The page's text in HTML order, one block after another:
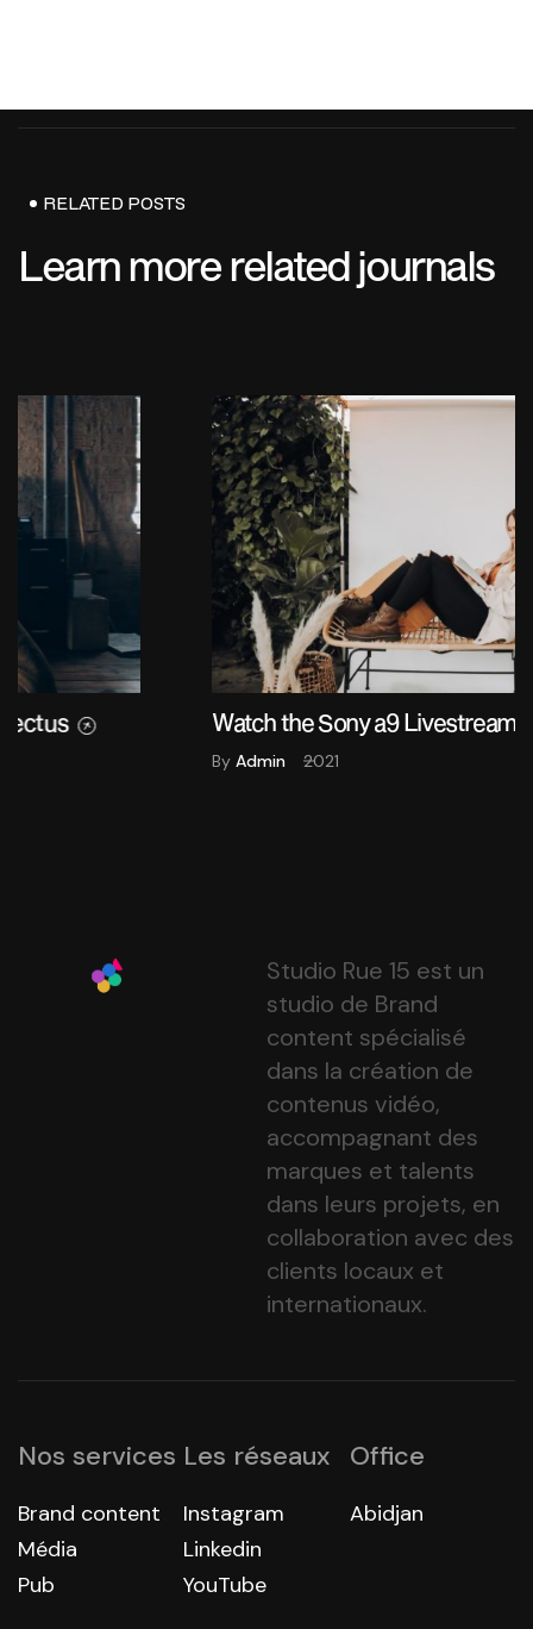
RELATED POSTS
Learn more related journals
Watch the Sony a9 Livestream Event Online
Studio Rue 15 est un
studio de Brand
content spécialisé
dans la création de
contenus vidéo,
accompagnant des
marques et talents
dans leurs projets, en
collaboration avec des
clients locaux et
internationaux.
Nos services
Brand content
Média
Pub
Les réseaux
Instagram
Linkedin
YouTube
Office
Abidjan